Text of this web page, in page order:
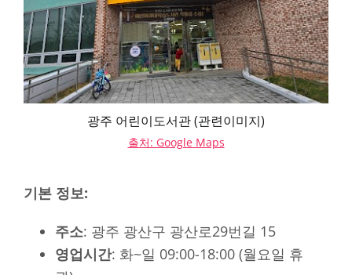
광주 어린이도서관 (관련이미지)
출처: Google Maps
기본 정보:
주소: 광주 광산구 광산로29번길 15
영업시간: 화~일 09:00-18:00 (월요일 휴